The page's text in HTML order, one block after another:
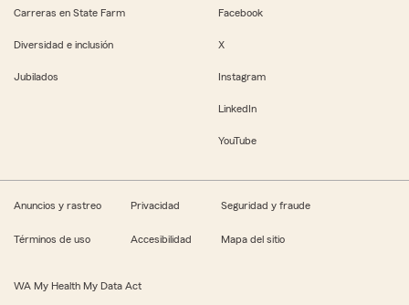
Carreras en State Farm
Diversidad e inclusión
Jubilados
Facebook
X
Instagram
LinkedIn
YouTube
Anuncios y rastreo Privacidad Seguridad y fraude
Términos de uso Accesibilidad Mapa del sitio
WA My Health My Data Act